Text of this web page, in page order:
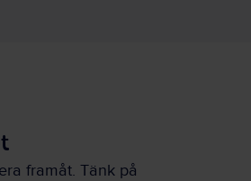
framåt. Tänk på